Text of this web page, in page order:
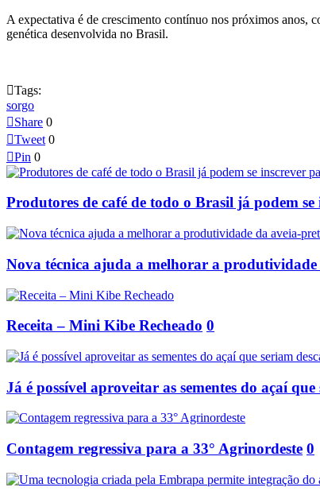
A expectativa é de crescimento contínuo nos próximos anos,
genética desenvolvida no Brasil.
Tags:
sorgo
Share 0
Tweet 0
Pin 0
Produtores de café de todo o Brasil já podem
Nova técnica ajuda a melhorar a produtividade
Receita – Mini Kibe Recheado 0
Já é possível aproveitar as sementes do açaí
Contagem regressiva para a 33° Agrinordeste 0